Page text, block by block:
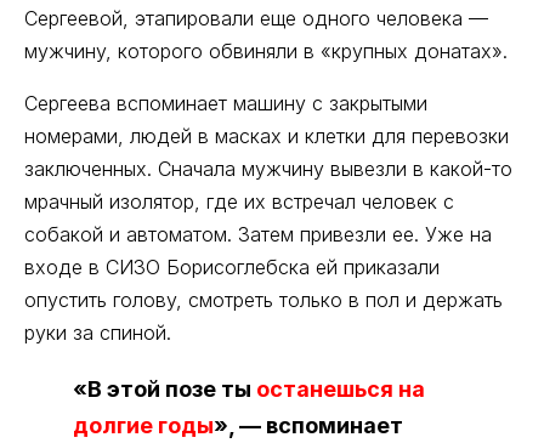
Сергеевой, этапировали еще одного человека —
мужчину, которого обвиняли в «крупных донатах».
Сергеева вспоминает машину с закрытыми
номерами, людей в масках и клетки для перевозки
заключенных. Сначала мужчину вывезли в какой-то
мрачный изолятор, где их встречал человек с
собакой и автоматом. Затем привезли ее. Уже на
входе в СИЗО Борисоглебска ей приказали
опустить голову, смотреть только в пол и держать
руки за спиной.
«В этой позе ты останешься на
долгие годы», — вспоминает